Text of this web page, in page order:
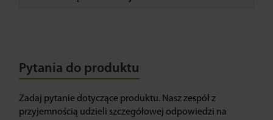
Pytania do produktu
Zadaj pytanie dotyczące produktu. Nasz zespół z
przyjemnością udzieli szczegółowej odpowiedzi na